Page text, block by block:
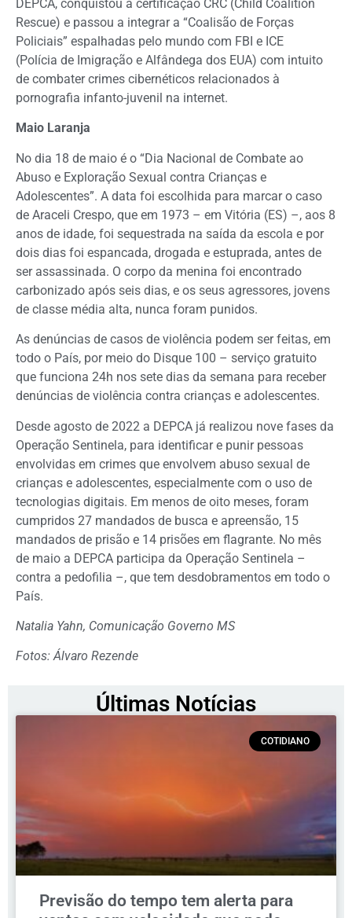
DEPCA, conquistou a certificação CRC (Child Coalition
Rescue) e passou a integrar a “Coalisão de Forças
Policiais” espalhadas pelo mundo com FBI e ICE
(Polícia de Imigração e Alfândega dos EUA) com intuito
de combater crimes cibernéticos relacionados à
pornografia infanto-juvenil na internet.
Maio Laranja
No dia 18 de maio é o “Dia Nacional de Combate ao
Abuso e Exploração Sexual contra Crianças e
Adolescentes”. A data foi escolhida para marcar o caso
de Araceli Crespo, que em 1973 – em Vitória (ES) –, aos 8
anos de idade, foi sequestrada na saída da escola e por
dois dias foi espancada, drogada e estuprada, antes de
ser assassinada. O corpo da menina foi encontrado
carbonizado após seis dias, e os seus agressores, jovens
de classe média alta, nunca foram punidos.
As denúncias de casos de violência podem ser feitas, em
todo o País, por meio do Disque 100 – serviço gratuito
que funciona 24h nos sete dias da semana para receber
denúncias de violência contra crianças e adolescentes.
Desde agosto de 2022 a DEPCA já realizou nove fases da
Operação Sentinela, para identificar e punir pessoas
envolvidas em crimes que envolvem abuso sexual de
crianças e adolescentes, especialmente com o uso de
tecnologias digitais. Em menos de oito meses, foram
cumpridos 27 mandados de busca e apreensão, 15
mandados de prisão e 14 prisões em flagrante. No mês
de maio a DEPCA participa da Operação Sentinela –
contra a pedofilia –, que tem desdobramentos em todo o
País.
Natalia Yahn, Comunicação Governo MS
Fotos: Álvaro Rezende
Últimas Notícias
COTIDIANO
Previsão do tempo tem alerta para